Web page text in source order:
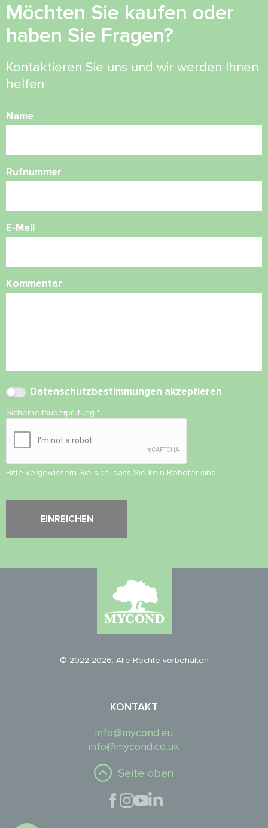
Möchten Sie kaufen oder
haben Sie Fragen?
Kontaktieren Sie uns und wir werden Ihnen
helfen
Name
Rufnummer
E-Mail
Kommentar
Datenschutzbestimmungen akzeptieren
Sicherheitsüberprüfung *
Bitte vergewissern Sie sich, dass Sie kein Roboter sind.
© 2022-2026. Alle Rechte vorbehalten
KONTAKT
info@mycond.eu
info@mycond.co.uk
Seite oben